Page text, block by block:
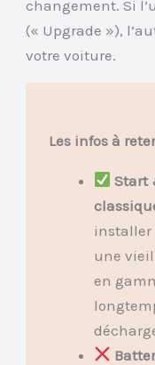
changement. Si
(« Upgrade »),
votre voiture.
Les infos à
Start
installer
une
en